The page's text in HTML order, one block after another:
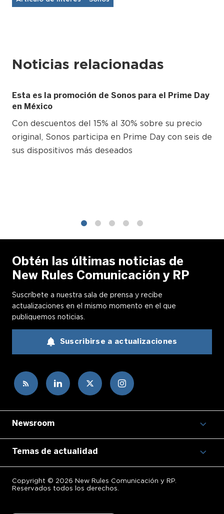
Noticias relacionadas
Esta es la promoción de Sonos para el Prime Day
en México
Con descuentos del 15% al 30% sobre su precio
original, Sonos participa en Prime Day con seis de
sus dispositivos más deseados
Obtén las últimas noticias de
New Rules Comunicación y RP
Suscríbete a nuestra sala de prensa y recibe
actualizaciones en el mismo momento en el que
publiquemos noticias.
Suscribirse a actualizaciones
Newsroom
Temas de actualidad
Copyright © 2026 New Rules Comunicación y RP.
Reservados todos los derechos.